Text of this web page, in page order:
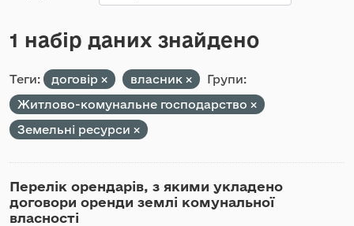
1 набір даних знайдено
Теги: договір власник
Групи:
Житлово-комунальне господарство
Земельні ресурси
Перелік орендарів, з якими укладено
договори оренди землі комунальної
власності